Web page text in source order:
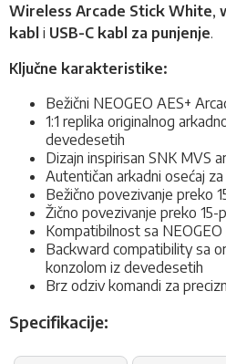
Wireless Arcade Stick White,
kabl i USB-C kabl za punjenje.
Ključne karakteristike:
Bežični NEOGEO AES+
1:1 replika originalnog
devedesetih
Dizajn inspirisan SNK MVS
Autentičan arkadni osećaj
Bežično povezivanje preko
Žično povezivanje preko 15-
Kompatibilnost sa
Backward compatibility sa
konzolom iz devedesetih
Brz odziv komandi za
Specifikacije: